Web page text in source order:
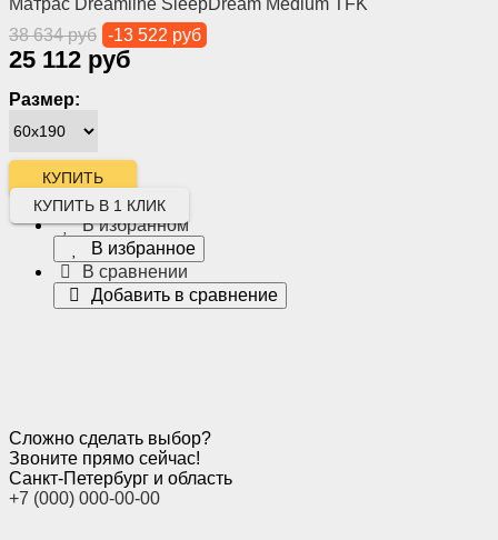
38 634 руб -13 522 руб
25 112 руб
Размер:
КУПИТЬ В 1 КЛИК
В избранном
В избранное
В сравнении
Добавить в сравнение
Сложно сделать выбор?
Звоните прямо сейчас!
Санкт-Петербург и область
+7 (000) 000-00-00